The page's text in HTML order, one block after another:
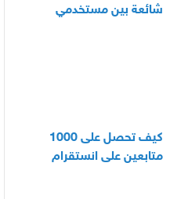
شائعة بين مستخدمي
كيف تحصل على 1000
متابعين على انستقرام